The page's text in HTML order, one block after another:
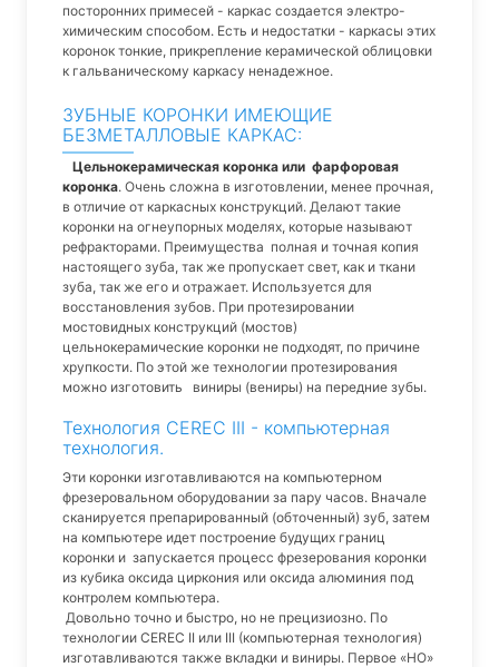
посторонних примесей - каркас создается электро-
химическим способом. Есть и недостатки - каркасы этих
коронок тонкие, прикрепление керамической облицовки
к гальваническому каркасу ненадежное.
ЗУБНЫЕ КОРОНКИ ИМЕЮЩИЕ
БЕЗМЕТАЛЛОВЫЕ КАРКАС:
Цельнокерамическая коронка или фарфоровая
коронка. Очень сложна в изготовлении, менее прочная,
в отличие от каркасных конструкций. Делают такие
коронки на огнеупорных моделях, которые называют
рефракторами. Преимущества полная и точная копия
настоящего зуба, так же пропускает свет, как и ткани
зуба, так же его и отражает. Используется для
восстановления зубов. При протезировании
мостовидных конструкций (мостов)
цельнокерамические коронки не подходят, по причине
хрупкости. По этой же технологии протезирования
можно изготовить виниры (вениры) на передние зубы.
Технология CEREC III - компьютерная
технология.
Эти коронки изготавливаются на компьютерном
фрезеровальном оборудовании за пару часов. Вначале
сканируется препарированный (обточенный) зуб, затем
на компьютере идет построение будущих границ
коронки и запускается процесс фрезерования коронки
из кубика оксида циркония или оксида алюминия под
контролем компьютера.
Довольно точно и быстро, но не прецизиозно. По
технологии CEREC II или III (компьютерная технология)
изготавливаются также вкладки и виниры. Первое «НО»